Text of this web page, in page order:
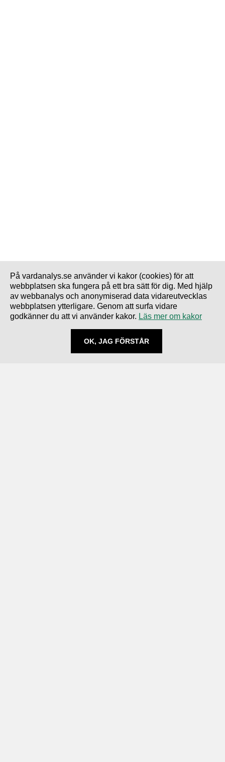
På vardanalys.se använder vi kakor (cookies) för att
webbplatsen ska fungera på ett bra sätt för dig. Med hjälp
av webbanalys och anonymiserad data vidareutvecklas
webbplatsen ytterligare. Genom att surfa vidare
godkänner du att vi använder kakor. Läs mer om kakor
OK, JAG FÖRSTÅR